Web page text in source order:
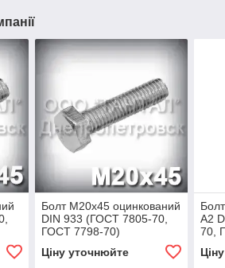
Болт М20х45 оцинкований
DIN 933 (ГОСТ 7805-70,
ГОСТ 7798-70)
Ціну уточнюйте
А2
70,